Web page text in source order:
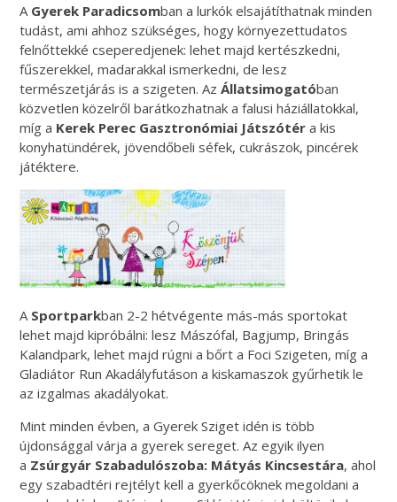
A Gyerek Paradicsomban a lurkók elsajátíthatnak minden
tudást, ami ahhoz szükséges, hogy környezettudatos
felnőttekké cseperedjenek: lehet majd kertészkedni,
fűszerekkel, madarakkal ismerkedni, de lesz
természetjárás is a szigeten. AzÁllatsimogatóban
közvetlen közelről barátkozhatnak a falusi háziállatokkal,
míg a Kerek Perec Gasztronómiai Játszótér a kis
konyhatündérek, jövendőbeli séfek, cukrászok, pincérek
játéktere.
A Sportparkban 2-2 hétvégente más-más sportokat
lehet majd kipróbálni: lesz Mászófal, Bagjump, Bringás
Kalandpark, lehet majd rúgni a bőrt a Foci Szigeten, míg a
Gladiátor Run Akadályfutáson a kiskamaszok gyűrhetik le
az izgalmas akadályokat.
Mint minden évben, aGyerek Sziget idén is több
újdonsággal várja a gyerek sereget. Az egyik ilyen
a Zsúrgyár Szabadulószoba: Mátyás Kincsestára, ahol
egy szabadtéri rejtélyt kell a gyerkőcöknek megoldani a